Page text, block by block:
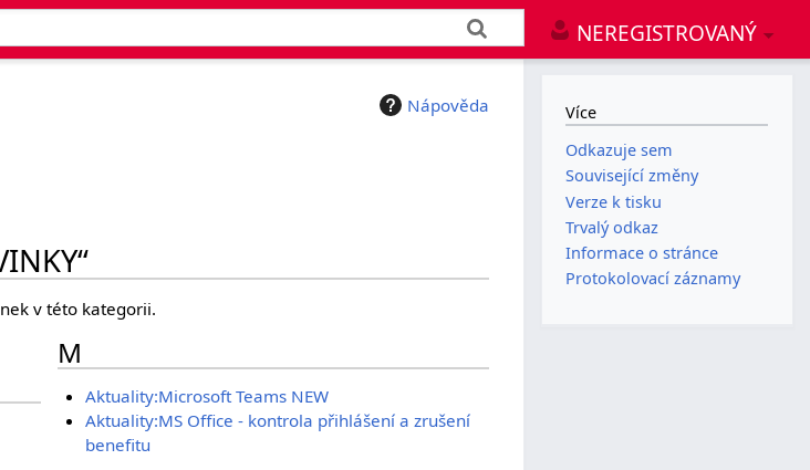
NEREGISTROVANÝ
Nápověda
v této kategorii.
M
Aktuality:Microsoft Teams NEW
Aktuality:MS Office - kontrola přihlášení a zrušení
benefitu
Více
Odkazuje sem
Související změny
Verze k tisku
Trvalý odkaz
Informace o stránce
Protokolovací záznamy